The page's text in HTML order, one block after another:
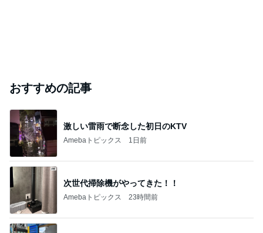
おすすめの記事
激しい雷雨で断念した初日のKTV
Amebaトピックス 1日前
次世代掃除機がやってきた！！
Amebaトピックス 23時間前